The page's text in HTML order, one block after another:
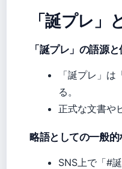
「誕プレ」
「誕プレ」の語源
「誕プレ」
る。
正式な文書や
略語としての一般的
SNS上で「#